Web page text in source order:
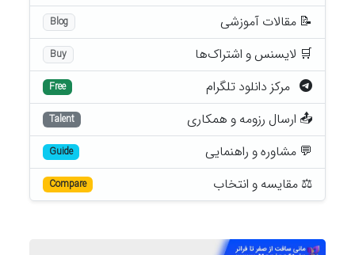
📝 مقالات آموزشی Blog
🛒 لایسنس و اشتراک‌ها Buy
مرکز دانلود تلگرام Free
📤 ارسال رزومه و همکاری Talent
💬 مشاوره و راهنمایی Guide
⚖️ مقایسه و انتخاب Compare